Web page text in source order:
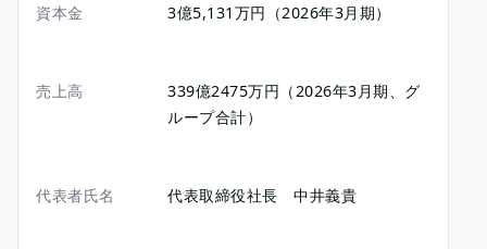
資本金 3億5,131万円（2026年3月期）
売上高
339億2475万円（2026年3月期、グ
ループ合計）
代表者氏名 代表取締役社長 中井義貴